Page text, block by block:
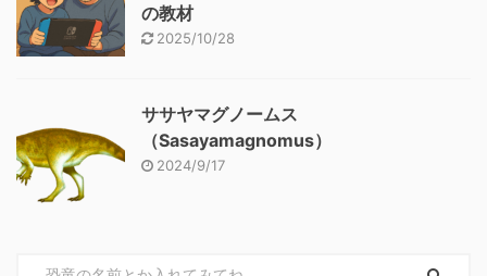
の教材
2025/10/28
ササヤマグノームス
（Sasayamagnomus）
2024/9/17